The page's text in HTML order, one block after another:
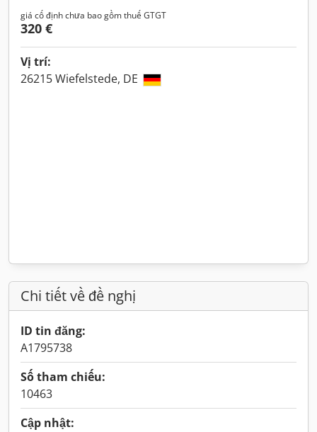
giá cố định chưa bao gồm thuế GTGT
320 €
Vị trí:
26215 Wiefelstede, DE
Chi tiết về đề nghị
ID tin đăng:
A1795738
Số tham chiếu:
10463
Cập nhật: